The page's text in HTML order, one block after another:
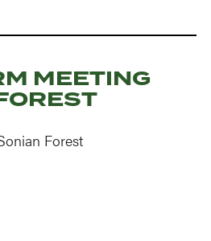
MEETING
Forest